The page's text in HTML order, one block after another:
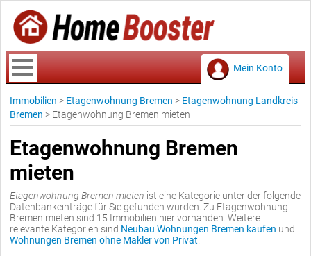
Mein Konto
Immobilien > Etagenwohnung Bremen > Etagenwohnung Landkreis
Bremen > Etagenwohnung Bremen mieten
Etagenwohnung Bremen
mieten
Etagenwohnung Bremen mieten ist eine Kategorie unter der folgende
Datenbankeinträge für Sie gefunden wurden. Zu Etagenwohnung
Bremen mieten sind 15 Immobilien hier vorhanden. Weitere
relevante Kategorien sind Neubau Wohnungen Bremen kaufen und
Wohnungen Bremen ohne Makler von Privat